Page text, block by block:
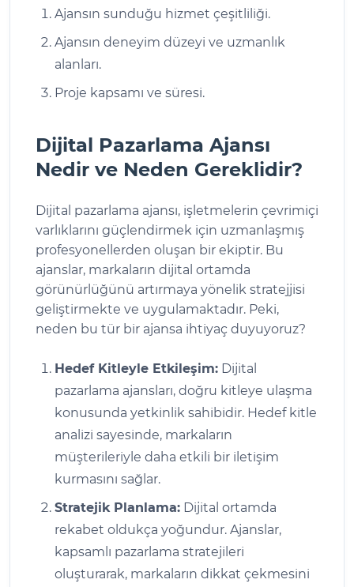
Ajansın sunduğu hizmet çeşitliliği.
Ajansın deneyim düzeyi ve uzmanlık
alanları.
Proje kapsamı ve süresi.
Dijital Pazarlama Ajansı
Nedir ve Neden Gereklidir?
Dijital pazarlama ajansı, işletmelerin çevrimiçi
varlıklarını güçlendirmek için uzmanlaşmış
profesyonellerden oluşan bir ekiptir. Bu
ajanslar, markaların dijital ortamda
görünürlüğünü artırmaya yönelik stratejjisi
geliştirmekte ve uygulamaktadır. Peki,
neden bu tür bir ajansa ihtiyaç duyuyoruz?
Hedef Kitleyle Etkileşim: Dijital
pazarlama ajansları, doğru kitleye ulaşma
konusunda yetkinlik sahibidir. Hedef kitle
analizi sayesinde, markaların
müşterileriyle daha etkili bir iletişim
kurmasını sağlar.
Stratejik Planlama: Dijital ortamda
rekabet oldukça yoğundur. Ajanslar,
kapsamlı pazarlama stratejileri
oluşturarak, markaların dikkat çekmesini